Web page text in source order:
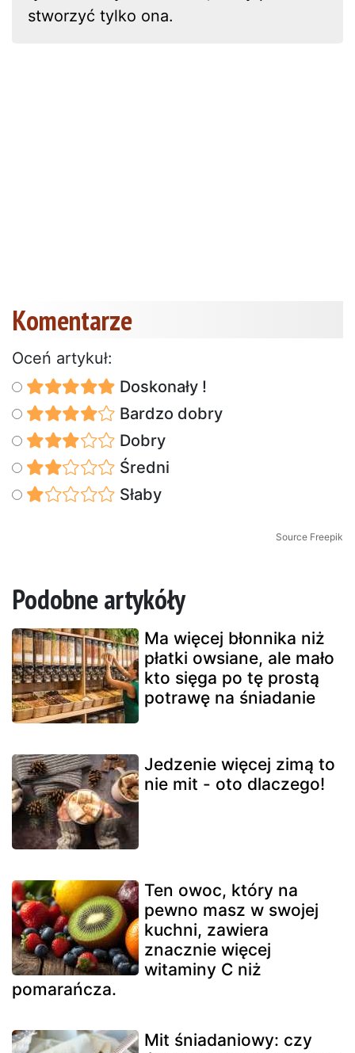
stworzyć tylko ona.
Komentarze
Oceń artykuł:
Doskonały !
Bardzo dobry
Dobry
Średni
Słaby
Source Freepik
Podobne artykóły
Ma więcej błonnika niż
płatki owsiane, ale mało
kto sięga po tę prostą
potrawę na śniadanie
Jedzenie więcej zimą to
nie mit - oto dlaczego!
Ten owoc, który na
pewno masz w swojej
kuchni, zawiera
znacznie więcej
witaminy C niż
pomarańcza.
Mit śniadaniowy: czy